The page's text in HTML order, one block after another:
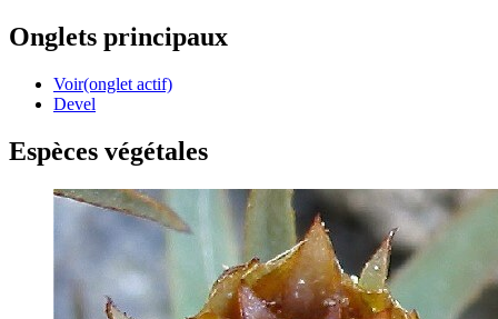
Onglets principaux
Voir(onglet actif)
Devel
Espèces végétales